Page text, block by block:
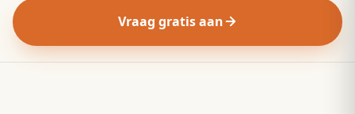
Vraag gratis aan